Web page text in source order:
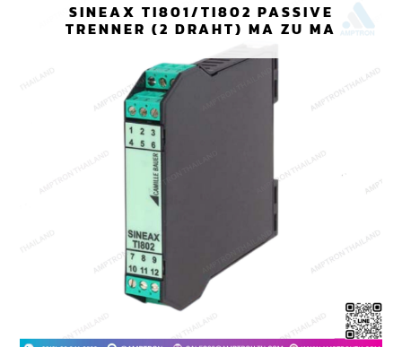
SINEAX TI801/TI802 PASSIVE
TRENNER (2 DRAHT) MA ZU MA